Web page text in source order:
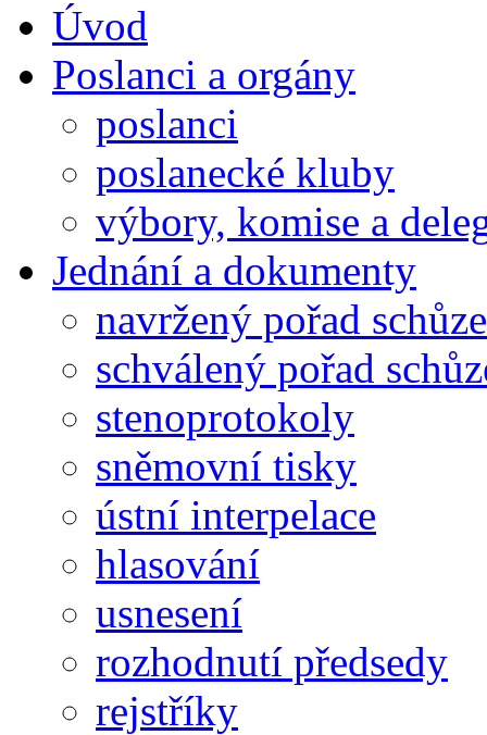
Úvod
Poslanci a orgány
poslanci
poslanecké kluby
výbory, komise a
Jednání a dokumenty
navržený pořad schůze
schválený pořad
stenoprotokoly
sněmovní tisky
ústní interpelace
hlasování
usnesení
rozhodnutí předsedy
rejstříky